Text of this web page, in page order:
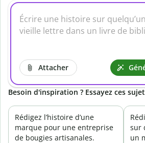
Attacher
Besoin d'inspiration ? Essayez ces
Rédigez l’histoire d’une
marque pour une entreprise
de bougies artisanales.
sur
un